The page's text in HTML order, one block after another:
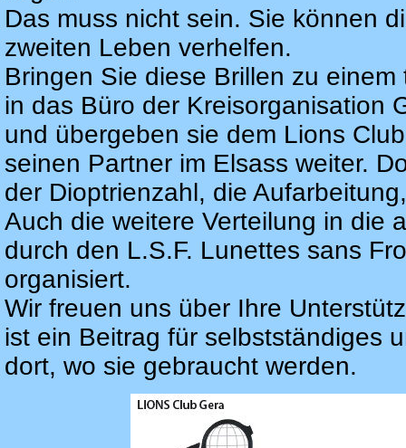
Das muss nicht sein. Sie können
zweiten Leben verhelfen.
Bringen Sie diese Brillen zu
in das Büro der Kreisorganisation
und übergeben sie dem Lions
seinen Partner im Elsass weiter.
der Dioptrienzahl, die
Auch die weitere Verteilung in die
durch den L.S.F. Lunettes sans
organisiert.
Wir freuen uns über Ihre
ist ein Beitrag für selbstständiges
dort, wo sie gebraucht werden.